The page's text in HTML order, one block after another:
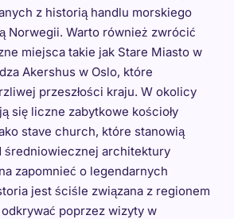
z historią handlu morskiego
Norwegii. Warto również zwrócić
miejsca takie jak Stare Miasto w
Akershus w Oslo, które
przeszłości kraju. W okolicy
się liczne zabytkowe kościoły
stave church, które stanowią
średniowiecznej architektury
zapomnieć o legendarnych
jest ściśle związana z regionem
poprzez wizyty w